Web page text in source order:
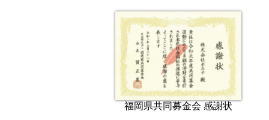
福岡県共同募金会 感謝状